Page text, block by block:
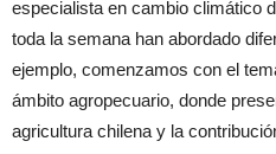
especialista en cambio climático
toda la semana han abordado
ejemplo, comenzamos con el
ámbito agropecuario, donde
agricultura chilena y la